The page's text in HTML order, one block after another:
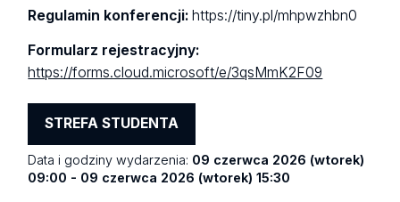
Regulamin konferencji:https://tiny.pl/mhpwzhbn0
Formularz rejestracyjny:
https://forms.cloud.microsoft/e/3qsMmK2F09
STREFA STUDENTA
Data i godziny wydarzenia: 09 czerwca 2026 (wtorek)
09:00 - 09 czerwca 2026 (wtorek) 15:30